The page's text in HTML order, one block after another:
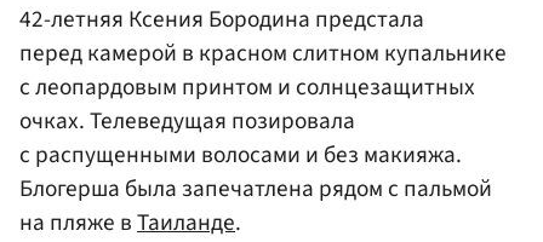
42-летняя Ксения Бородина предстала
перед камерой в красном слитном купальнике
с леопардовым принтом и солнцезащитных
очках. Телеведущая позировала
с распущенными волосами и без макияжа.
Блогерша была запечатлена рядом с пальмой
на пляже вТаиланде.